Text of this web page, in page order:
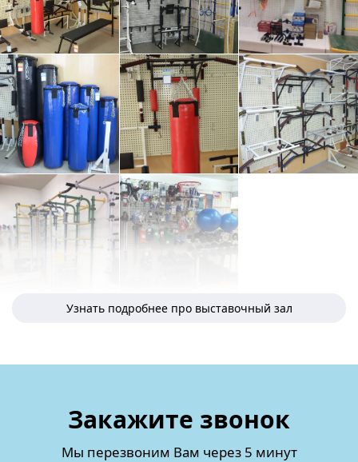
Узнать подробнее про выставочный зал
Закажите звонок
Мы перезвоним Вам через 5 минут